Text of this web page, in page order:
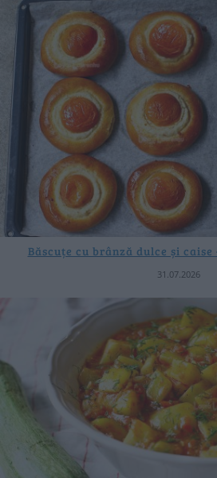
Băscuțe cu brânză dulce și
31.07.2026